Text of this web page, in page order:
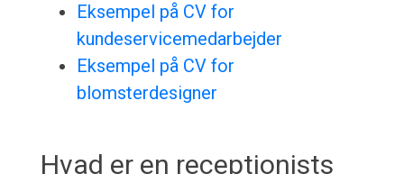
Eksempel på CV for
kundeservicemedarbejder
Eksempel på CV for
blomsterdesigner
Hvad er en receptionists